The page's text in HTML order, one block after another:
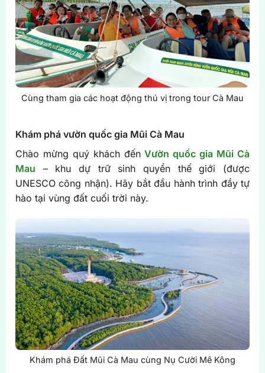
Cùng tham gia các hoạt động thú vị trong tour Cà Mau
Khám phá vườn quốc gia Mũi Cà Mau
Chào mừng quý khách đếnVườn quốc gia Mũi Cà
Mau – khu dự trữ sinh quyển thế giới (được
UNESCO công nhận). Hãy bắt đầu hành trình đầy tự
hào tại vùng đất cuối trời này.
Khám phá Đất Mũi Cà Mau cùng Nụ Cười Mê Kông